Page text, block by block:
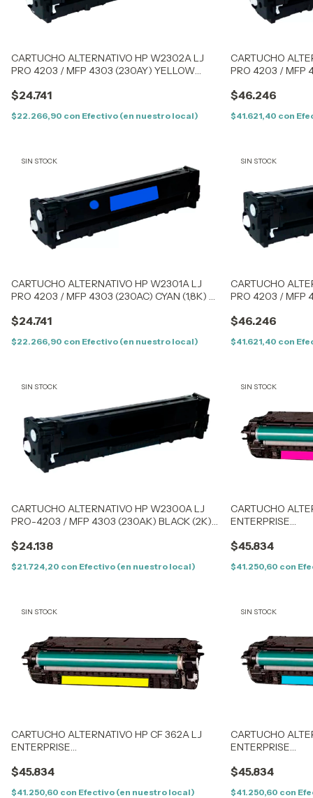
CARTUCHO ALTERNATIVO HP W2302A LJ
PRO 4203 / MFP 4303 (230AY) YELLOW
$24.741
$22.266,90 con Efectivo (en nuestro local)
CARTUCHO
PRO 4203 / MFP
$46.246
$41.621,40 con
SIN STOCK
CARTUCHO ALTERNATIVO HP W2301A LJ
PRO 4203 / MFP 4303 (230AC) CYAN (1,8K) –
$24.741
$22.266,90 con Efectivo (en nuestro local)
SIN STOCK
CARTUCHO
PRO 4203 / MFP
$46.246
$41.621,40 con
SIN STOCK
CARTUCHO ALTERNATIVO HP W2300A LJ
PRO-4203 / MFP 4303 (230AK) BLACK (2K) –
$24.138
$21.724,20 con Efectivo (en nuestro local)
SIN STOCK
CARTUCHO
ENTERPRISE
(508A)-
$45.834
$41.250,60 con
SIN STOCK
CARTUCHO ALTERNATIVO HP CF 362A LJ
ENTERPRISE
(508A)- YELLOW – (CF362A)
$45.834
$41.250,60 con Efectivo (en nuestro local)
SIN STOCK
CARTUCHO
ENTERPRISE
(508A)- CYAN -
$45.834
$41.250,60 con